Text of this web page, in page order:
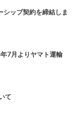
シップ契約を締結しま
7月よりヤマト運輸
て